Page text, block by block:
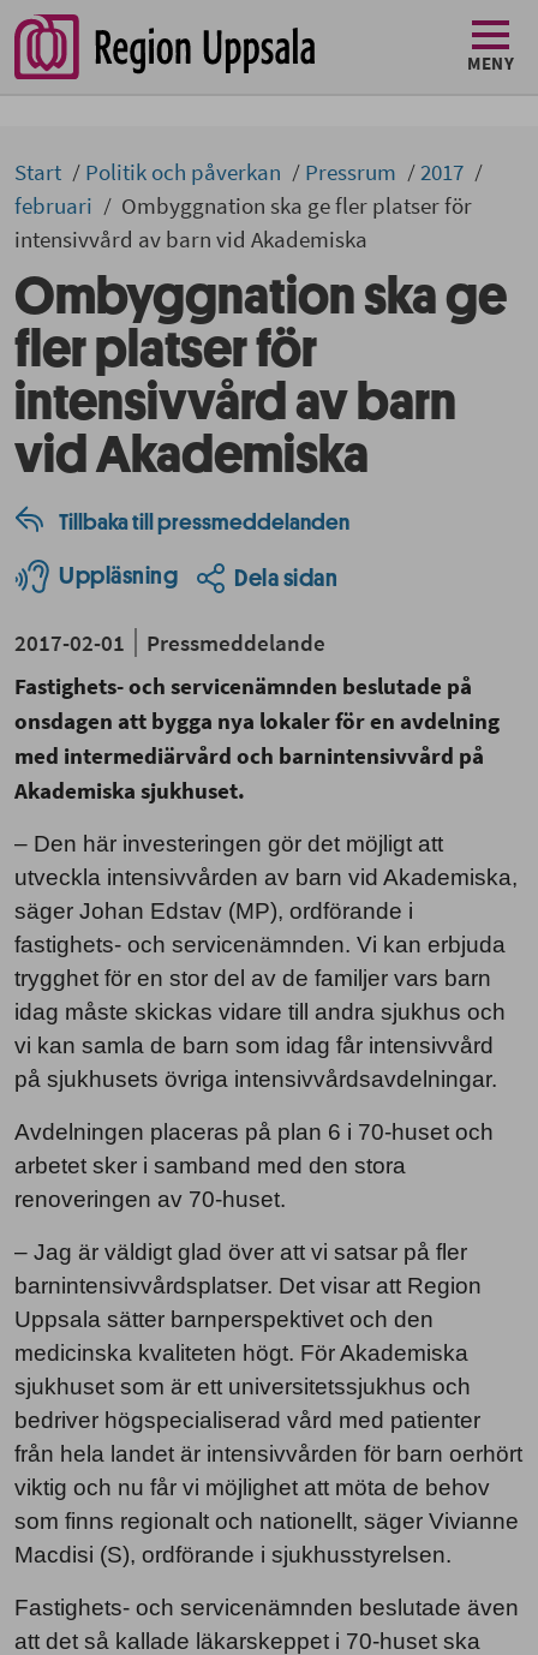
MENY
Start Politik och påverkan Pressrum
2017
februari
Ombyggnation ska ge fler platser för
intensivvård av barn vid Akademiska
Ombyggnation ska ge
fler platser för
intensivvård av barn
vid Akademiska
Tillbaka till pressmeddelanden
Uppläsning Dela sidan
2017-02-01
Pressmeddelande
Fastighets- och servicenämnden beslutade på
onsdagen att bygga nya lokaler för en avdelning
med intermediärvård och barnintensivvård på
Akademiska sjukhuset.
– Den här investeringen gör det möjligt att
utveckla intensivvården av barn vid Akademiska,
säger Johan Edstav (MP), ordförande i
fastighets- och servicenämnden. Vi kan erbjuda
trygghet för en stor del av de familjer vars barn
idag måste skickas vidare till andra sjukhus och
vi kan samla de barn som idag får intensivvård
på sjukhusets övriga intensivvårdsavdelningar.
Avdelningen placeras på plan 6 i 70-huset och
arbetet sker i samband med den stora
renoveringen av 70-huset.
– Jag är väldigt glad över att vi satsar på fler
barnintensivvårdsplatser. Det visar att Region
Uppsala sätter barnperspektivet och den
medicinska kvaliteten högt. För Akademiska
sjukhuset som är ett universitetssjukhus och
bedriver högspecialiserad vård med patienter
från hela landet är intensivvården för barn oerhört
viktig och nu får vi möjlighet att möta de behov
som finns regionalt och nationellt, säger Vivianne
Macdisi (S), ordförande i sjukhusstyrelsen.
Fastighets- och servicenämnden beslutade även
att det så kallade läkarskeppet i 70-huset ska